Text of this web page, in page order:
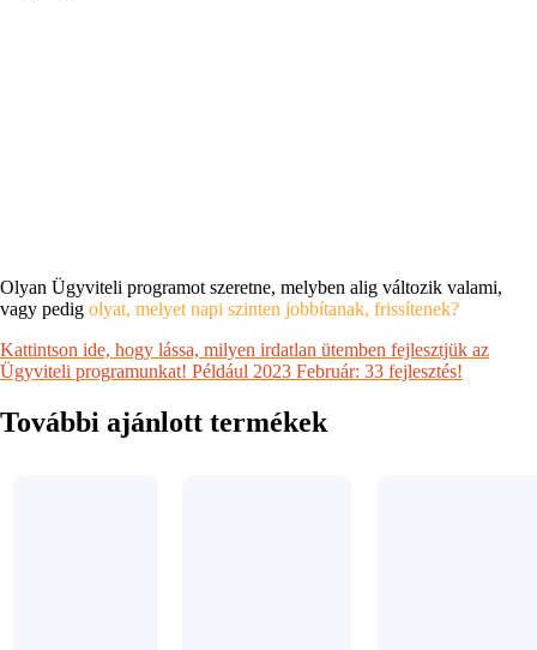
Olyan Ügyviteli programot szeretne, melyben alig változik valami,
vagy pedig olyat, melyet napi szinten jobbítanak, frissítenek?
Kattintson ide, hogy lássa, milyen irdatlan ütemben fejlesztjük az
Ügyviteli programunkat! Például 2023 Február: 33 fejlesztés!
További ajánlott termékek